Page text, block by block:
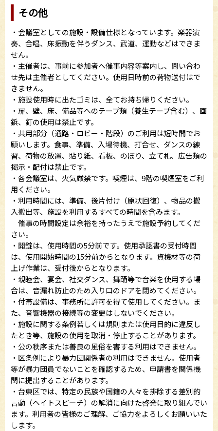
その他
・会議室としての施設・設備仕様となっています。楽器演
奏、合唱、床振動を伴うダンス、武道、運動などはできま
せん。
・主催者は、事前に参加者へ催事内容等案内し、問い合わ
せ先は主催者としてください。使用日時前の荷物送付はで
きません。
・施設使用時に出たゴミは、全てお持ち帰りください。
・扉、壁、床、備品等へのテープ類（養生テープ含む）、画
鋲、釘の使用は禁止です。
・共用部分（通路・ロビー・階段）のご利用は短時間でお
願いします。食事、準備、入場待機、打合せ、ダンスの練
習、荷物の放置、貼り紙、看板、のぼり、立て札、広告類の
掲示・配付は禁止です。
・各会議室は、火気厳禁です。喫煙は、9階の喫煙室をご利
用ください。
・利用時間には、準備、後片付け（原状回復）、物品の搬
入搬出等、施設を利用するすべての時間を含みます。
催事の時間設定は余裕を持ったうえで施設予約してくだ
さい。
・開錠は、使用時間の5分前です。使用承認書の受付時間
は、使用開始時間の15分前からとなります。資機材等の荷
上げ作業は、受付後からとなります。
・親睦会、宴会、社交ダンス、舞踊等で音楽を使用する場
合は、音漏れ防止のため入り口のドアを閉めてください。
・付帯設備は、事務所に許可を得て使用してください。ま
た、音響機器の接続等の変更はしないでください。
・施設に関する条例若しくは規則または使用目的に違反し
たとき等、施設の使用を取消・停止することがあります。
・公の秩序または善良の風俗を害する利用はできません。
・区条例により暴力団関係者の利用はできません。使用者
等が暴力団員でないことを確認するため、申請書を関係機
関に提出することがあります。
・台東区では、特定の民族や国籍の人々を排除する差別的
言動（ヘイトスピーチ）の解消に向けた啓発に取り組んでい
ます。利用者の皆様のご理解、ご協力をよろしくお願いいた
します。